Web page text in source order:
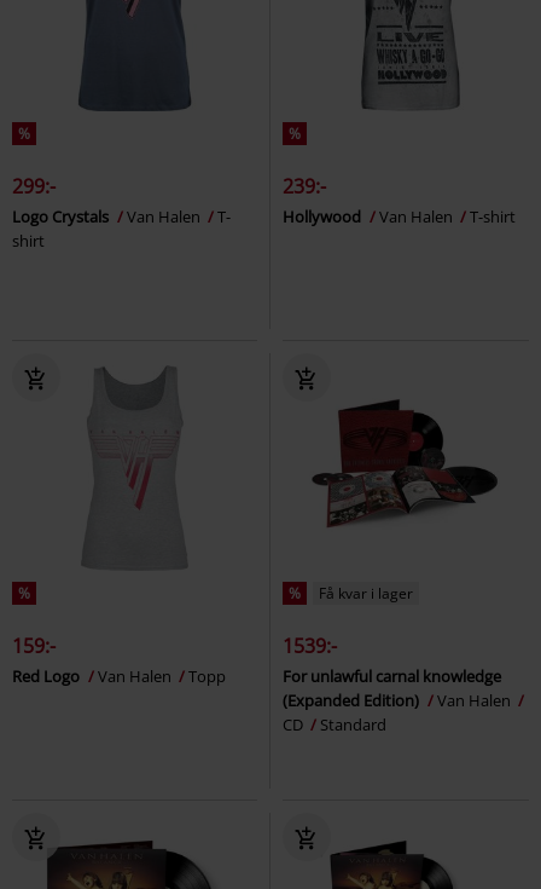
%
299:-
Logo Crystals Van Halen
T-
shirt
%
239:-
Hollywood Van Halen T-shirt
%
159:-
Red Logo Van Halen Topp
% Få kvar i lager
1539:-
For unlawful carnal knowledge
(Expanded Edition)
Van Halen
CD
Standard